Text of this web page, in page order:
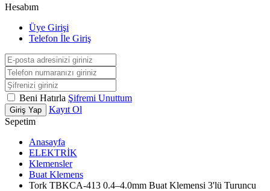
Hesabım
Üye Girişi
Telefon İle Giriş
Beni Hatırla Şifremi Unuttum
Giriş Yap
Kayıt Ol
Sepetim
Anasayfa
ELEKTRİK
Klemensler
Buat Klemens
Tork TBKCA-413 0.4–4.0mm Buat Klemensi 3'lü Turuncu